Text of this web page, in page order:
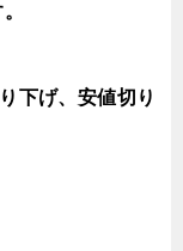
。
下げ、安値切り